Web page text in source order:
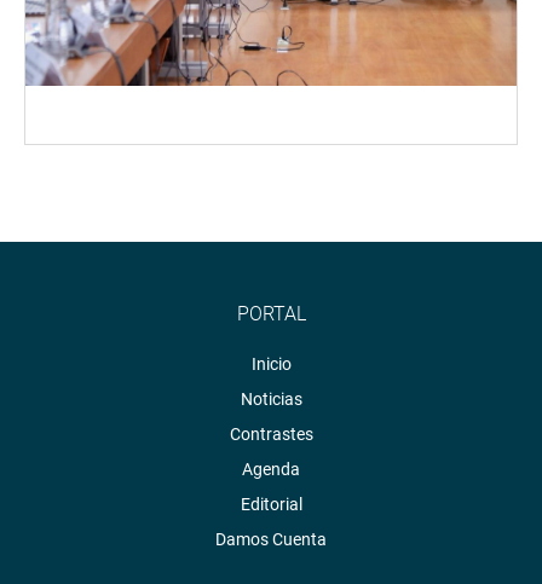
PORTAL
Inicio
Noticias
Contrastes
Agenda
Editorial
Damos Cuenta